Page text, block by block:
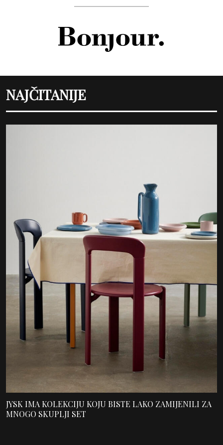
NAJČITANIJE
JYSK IMA KOLEKCIJU KOJU BISTE LAKO ZAMIJENILI ZA
MNOGO SKUPLJI SET